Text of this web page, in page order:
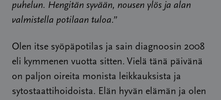
puhelun. Hengitän syvään, nousen ylös ja alan
valmistella potilaan tuloa.”
Olen itse syöpäpotilas ja sain diagnoosin 2008
eli kymmenen vuotta sitten. Vielä tänä päivänä
on paljon oireita monista leikkauksista ja
sytostaattihoidoista. Elän hyvän elämän ja olen